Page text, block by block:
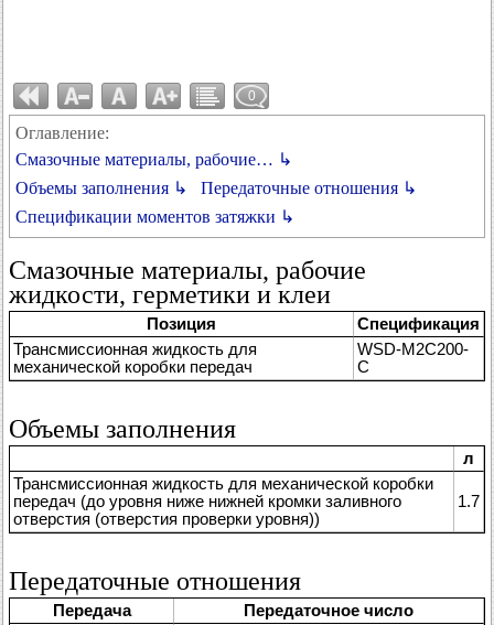
0
Оглавление:
Смазочные материалы, рабочие… ↳
Объемы заполнения ↳
Передаточные отношения ↳
Спецификации моментов затяжки ↳
Смазочные материалы, рабочие
жидкости, герметики и клеи
Позиция
Спецификация
Трансмиссионная жидкость для
механической коробки передач
WSD-M2C200-
C
Объемы заполнения
л
Трансмиссионная жидкость для механической коробки
передач (до уровня ниже нижней кромки заливного
отверстия (отверстия проверки уровня))
1.7
Передаточные отношения
Передача
Передаточное число